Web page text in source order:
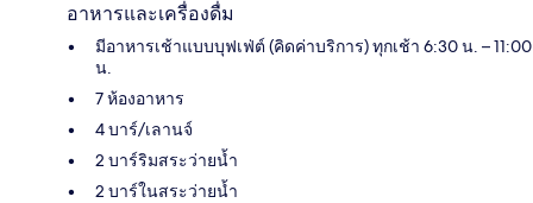
อาหารและเครื่องดื่ม
มีอาหารเช้าแบบบุฟเฟ่ต์ (คิดค่าบริการ) ทุกเช้า 6:30 น. – 11:00
น.
7 ห้องอาหาร
4 บาร์/เลานจ์
2 บาร์ริมสระว่ายน้ำ
2 บาร์ในสระว่ายน้ำ